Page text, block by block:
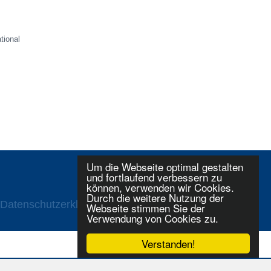
Verstanden!
Um die Webseite optimal gestalten
und fortlaufend verbessern zu
können, verwenden wir Cookies.
Durch die weitere Nutzung der
Webseite stimmen Sie der
Verwendung von Cookies zu.
Datenschutzerklaerung Login